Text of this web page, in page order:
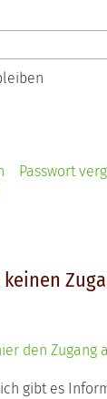
Passwort
den Zugang
gibt es